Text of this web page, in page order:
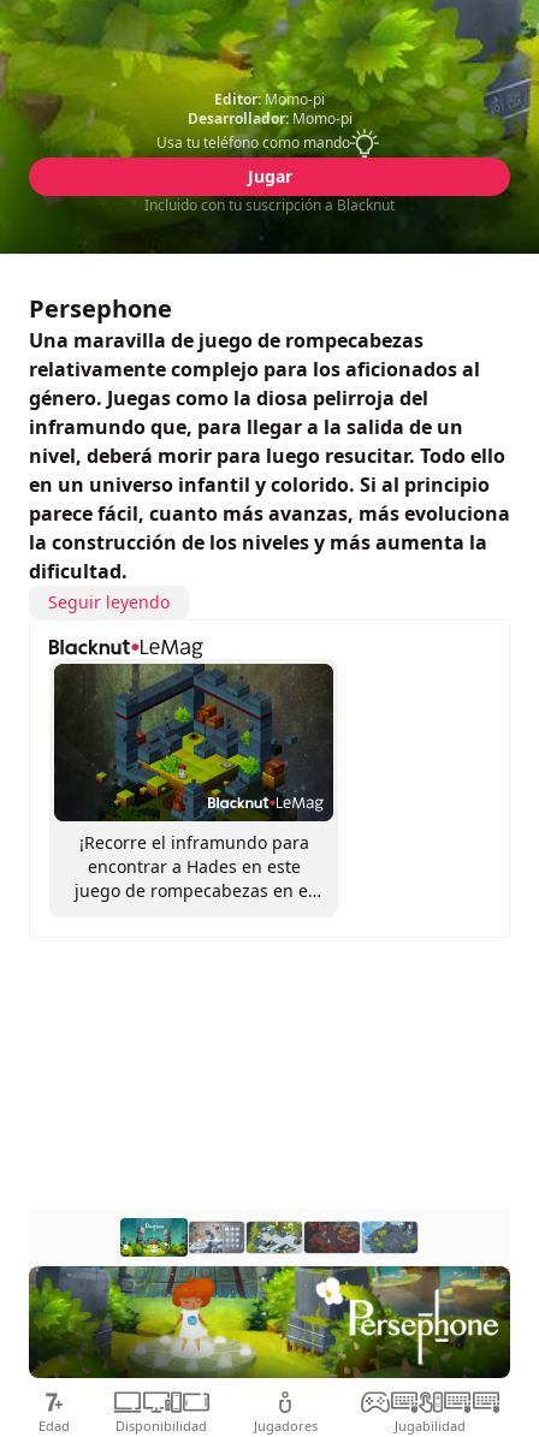
Editor:Momo-pi
Desarrollador: Momo-pi
Usa tu teléfono como mando
Jugar
Incluido con tu suscripción a Blacknut
Persephone
Una maravilla de juego de rompecabezas
relativamente complejo para los aficionados al
género. Juegas como la diosa pelirroja del
inframundo que, para llegar a la salida de un
nivel, deberá morir para luego resucitar. Todo ello
en un universo infantil y colorido. Si al principio
parece fácil, cuanto más avanzas, más evoluciona
la construcción de los niveles y más aumenta la
dificultad.
Seguir leyendo
¡Recorre el inframundo para
encontrar a Hades en este
juego de rompecabezas en el
Edad Disponibilidad Jugadores Jugabilidad